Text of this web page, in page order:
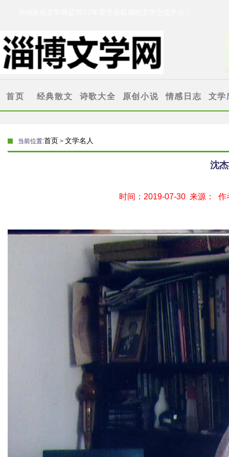
首页
经典散文
抒情散文
励志文章
诗歌大全
古代诗歌
现代诗歌
原创小说
伤感故事
情感日志
情感文章
文学
乐专题
当前位置:首页 > 文学名人
沈
时间：2019-07-30 来源：